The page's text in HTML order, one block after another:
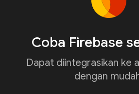
Coba Firebase
Dapat diintegrasikan ke
dengan